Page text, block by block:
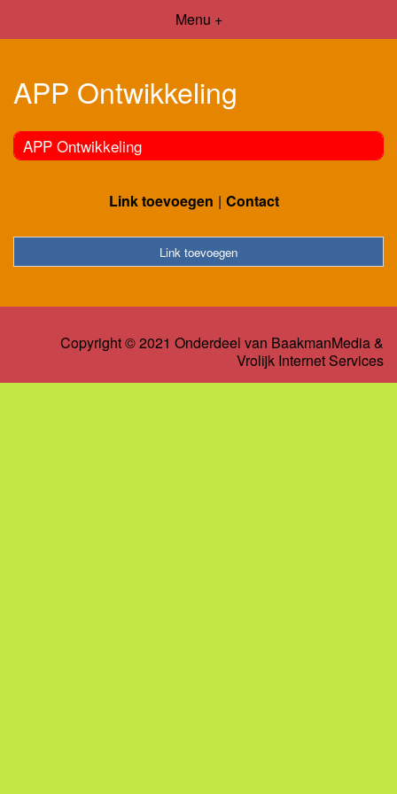
Menu +
APP Ontwikkeling
APP Ontwikkeling
Link toevoegen Contact
Link toevoegen
Copyright © 2021 Onderdeel van BaakmanMedia&
Vrolijk Internet Services